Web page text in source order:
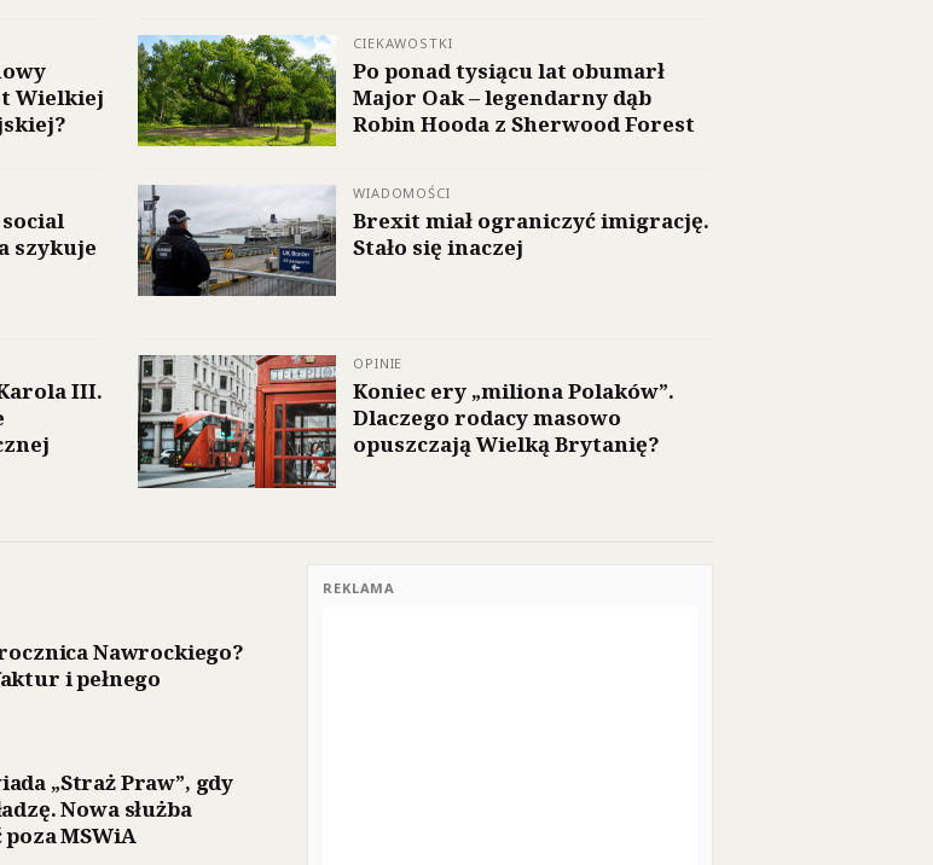
Wielkiej
CIEKAWOSTKI
Po ponad tysiącu lat obumarł
Major Oak – legendarny dąb
Robin Hooda z Sherwood Forest
szykuje
WIADOMOŚCI
Brexit miał ograniczyć imigrację.
Stało się inaczej
III.
OPINIE
Koniec ery „miliona Polaków”.
Dlaczego rodacy masowo
opuszczają Wielką Brytanię?
Nawrockiego?
i pełnego
„Straż Praw”, gdy
Nowa służba
poza MSWiA
REKLAMA